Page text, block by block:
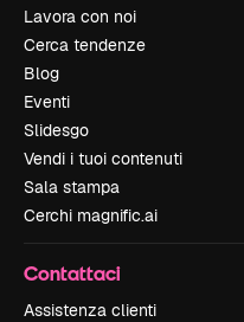
Lavora con noi
Cerca tendenze
Blog
Eventi
Slidesgo
Vendi i tuoi contenuti
Sala stampa
Cerchi magnific.ai
Contattaci
Assistenza clienti